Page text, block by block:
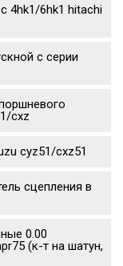
4hk1/6hk1 hitachi
с серии
cxz
cyz51/cxz51
сцепления в
0.00
(к-т на шатун,